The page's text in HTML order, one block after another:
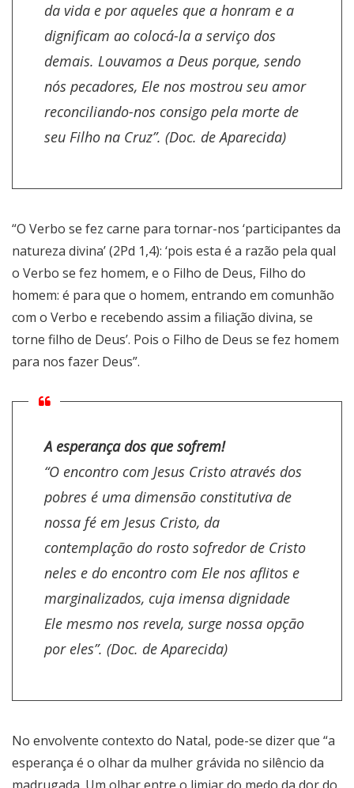
da vida e por aqueles que a honram e a
dignificam ao colocá-la a serviço dos
demais. Louvamos a Deus porque, sendo
nós pecadores, Ele nos mostrou seu amor
reconciliando-nos consigo pela morte de
seu Filho na Cruz”. (Doc. de Aparecida)
“O Verbo se fez carne para tornar-nos ‘participantes da
natureza divina’ (2Pd 1,4): ‘pois esta é a razão pela qual
o Verbo se fez homem, e o Filho de Deus, Filho do
homem: é para que o homem, entrando em comunhão
com o Verbo e recebendo assim a filiação divina, se
torne filho de Deus’. Pois o Filho de Deus se fez homem
para nos fazer Deus”.
A esperança dos que sofrem!
“O encontro com Jesus Cristo através dos
pobres é uma dimensão constitutiva de
nossa fé em Jesus Cristo, da
contemplação do rosto sofredor de Cristo
neles e do encontro com Ele nos aflitos e
marginalizados, cuja imensa dignidade
Ele mesmo nos revela, surge nossa opção
por eles”. (Doc. de Aparecida)
No envolvente contexto do Natal, pode-se dizer que “a
esperança é o olhar da mulher grávida no silêncio da